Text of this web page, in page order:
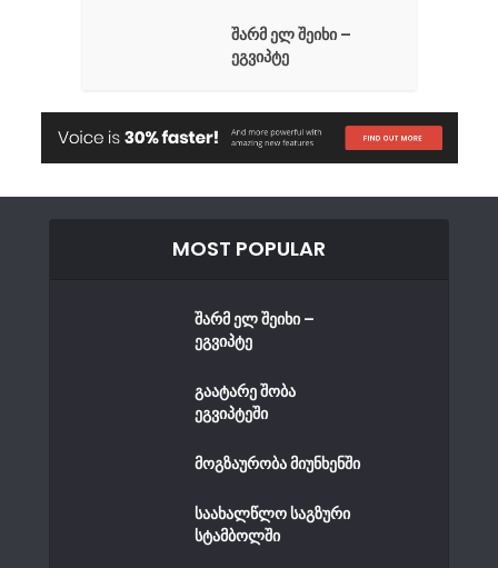
შარმ ელ შეიხი –
ეგვიპტე
MOST POPULAR
შარმ ელ შეიხი –
ეგვიპტე
გაატარე შობა
ეგვიპტეში
მოგზაურობა მიუნხენში
საახალწლო საგზური
სტამბოლში